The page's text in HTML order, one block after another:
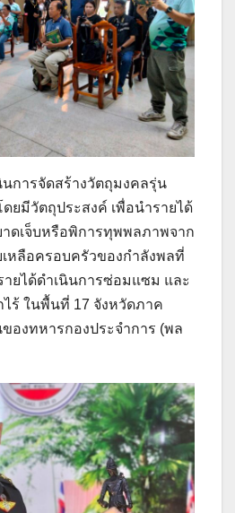
การจัดสร้างวัตถุมงคลรุ่น
ดยมีวัตถุประสงค์ เพื่อนำรายได้
ดเจ็บหรือพิการทุพพลภาพจาก
หลือครอบครัวของกำลังพลที่
ยได้ดำเนินการซ่อมแซม และ
ไร้ ในพื้นที่ 17 จังหวัดภาค
องทหารกองประจำการ (พล